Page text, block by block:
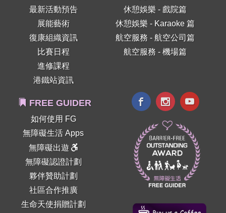
最新活動預告
展能藝術
復康組織資訊
比賽日程
進修課程
港鐵站資訊
休憩娛樂 - 戲院篇
休憩娛樂 - Karaoke 篇
航空服務 - 航空公司篇
航空服務 - 機場篇
FREE GUIDER
如何使用 FG
無障礙生活 Apps
無障礙出遊
無障礙認證計劃
夥伴贊助計劃
社區合作推廣
生命天使捐贈計劃